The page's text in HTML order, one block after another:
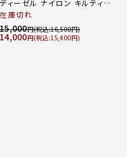
ディーゼル ナイロン キルティン
グ リバーシブル フード 中綿 モ
ッズコート アウター ジャケット
W-DAYA-21 カーキ ホワイト
在庫切れ
15,000円 16,500
14,000円 15,400